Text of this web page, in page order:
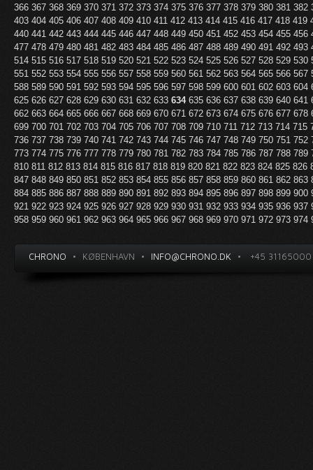
366 367 368 369 370 371 372 373 374 375 376 377 378 379 380 381 382
403 404 405 406 407 408 409 410 411 412 413 414 415 416 417 418 419
440 441 442 443 444 445 446 447 448 449 450 451 452 453 454 455 456
477 478 479 480 481 482 483 484 485 486 487 488 489 490 491 492 493
514 515 516 517 518 519 520 521 522 523 524 525 526 527 528 529 530
551 552 553 554 555 556 557 558 559 560 561 562 563 564 565 566 567
588 589 590 591 592 593 594 595 596 597 598 599 600 601 602 603 604
625 626 627 628 629 630 631 632 633 634 635 636 637 638 639 640 641
662 663 664 665 666 667 668 669 670 671 672 673 674 675 676 677 678
699 700 701 702 703 704 705 706 707 708 709 710 711 712 713 714 715
736 737 738 739 740 741 742 743 744 745 746 747 748 749 750 751 752
773 774 775 776 777 778 779 780 781 782 783 784 785 786 787 788 789
810 811 812 813 814 815 816 817 818 819 820 821 822 823 824 825 826
847 848 849 850 851 852 853 854 855 856 857 858 859 860 861 862 863
884 885 886 887 888 889 890 891 892 893 894 895 896 897 898 899 900
921 922 923 924 925 926 927 928 929 930 931 932 933 934 935 936 937
958 959 960 961 962 963 964 965 966 967 968 969 970 971 972 973 974
CHRONO • KØBENHAVN • INFO@CHRONO.DK • +45 31165000